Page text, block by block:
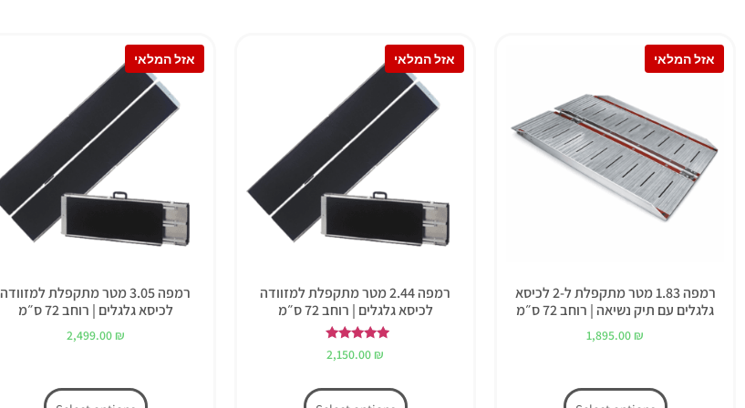
רמפה 1.83 מטר מתקפלת ל-2 לכיסא
גלגלים עם תיק נשיאה | רוחב 72 ס״מ
1,895.00 ₪
רמפה 2.44 מטר מתקפלת למזוודה
לכיסא גלגלים | רוחב 72 ס״מ
דורג
5.00
2,150.00 ₪
רמפה 3.05 מטר מתקפלת למזוודה
לכיסא גלגלים | רוחב 72 ס״מ
2,499.00 ₪